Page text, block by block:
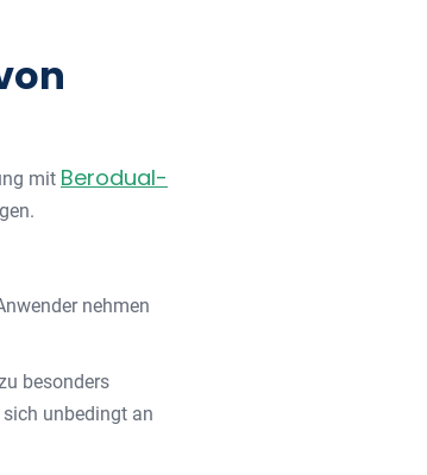
mit Berodual-
nehmen
besonders
unbedingt an